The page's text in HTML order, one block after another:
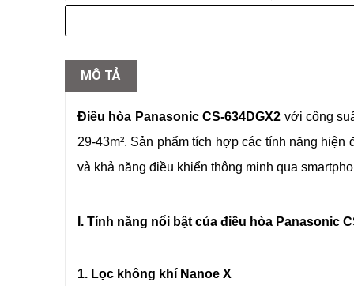
Màu sắc
Loại máy lạnh
Công suất làm lạnh 6,3 kW (0,7
Công suất sưởi ấm 7,1 kW (0,6
Công nghệ tiết kiệm điện Inverter
Phạm vi làm lạnh hiệu quả
MÔ TẢ
Điều hòa Panasonic CS-634DGX2 với công
29-43m². Sản phẩm tích hợp các tính năng
và khả năng điều khiển thông minh qua
I. Tính năng nổi bật của điều hòa Panasonic
1. Lọc không khí Nanoe X